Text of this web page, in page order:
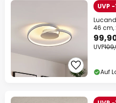
UVP
46 cm,
UVP
Auf